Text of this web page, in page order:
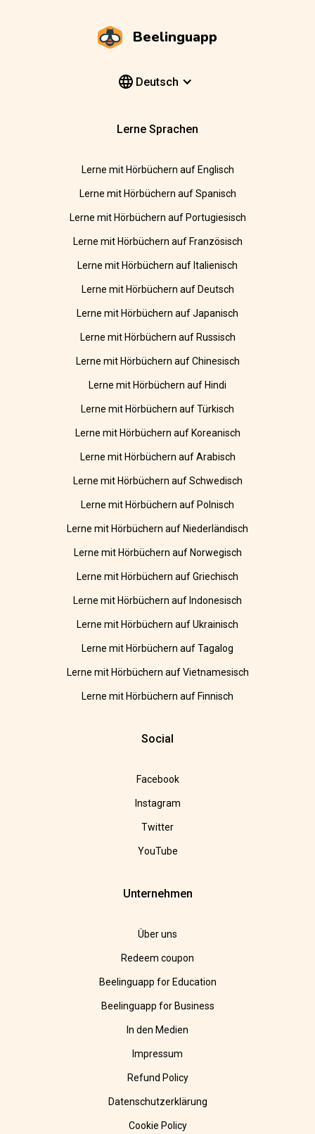
Beelinguapp
Deutsch
Lerne Sprachen
Lerne mit Hörbüchern auf Englisch
Lerne mit Hörbüchern auf Spanisch
Lerne mit Hörbüchern auf Portugiesisch
Lerne mit Hörbüchern auf Französisch
Lerne mit Hörbüchern auf Italienisch
Lerne mit Hörbüchern auf Deutsch
Lerne mit Hörbüchern auf Japanisch
Lerne mit Hörbüchern auf Russisch
Lerne mit Hörbüchern auf Chinesisch
Lerne mit Hörbüchern auf Hindi
Lerne mit Hörbüchern auf Türkisch
Lerne mit Hörbüchern auf Koreanisch
Lerne mit Hörbüchern auf Arabisch
Lerne mit Hörbüchern auf Schwedisch
Lerne mit Hörbüchern auf Polnisch
Lerne mit Hörbüchern auf Niederländisch
Lerne mit Hörbüchern auf Norwegisch
Lerne mit Hörbüchern auf Griechisch
Lerne mit Hörbüchern auf Indonesisch
Lerne mit Hörbüchern auf Ukrainisch
Lerne mit Hörbüchern auf Tagalog
Lerne mit Hörbüchern auf Vietnamesisch
Lerne mit Hörbüchern auf Finnisch
Social
Facebook
Instagram
Twitter
YouTube
Unternehmen
Über uns
Redeem coupon
Beelinguapp for Education
Beelinguapp for Business
In den Medien
Impressum
Refund Policy
Datenschutzerklärung
Cookie Policy